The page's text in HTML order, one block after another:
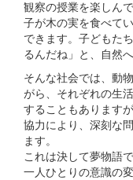
観察の授業を楽しん
⼦が⽊の実を⾷べて
できます。⼦どもた
るんだね」と、⾃然
そんな社会では、動
がら、それぞれの⽣
することもあります
協⼒により、深刻な
ます。
これは決して夢物語
⼀⼈ひとりの意識の